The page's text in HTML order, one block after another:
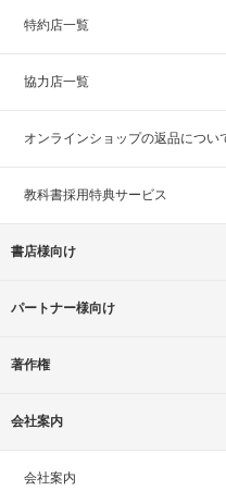
特約店一覧
協力店一覧
オンラインショップの返品につい
教科書採用特典サービス
書店様向け
パートナー様向け
著作権
会社案内
会社案内